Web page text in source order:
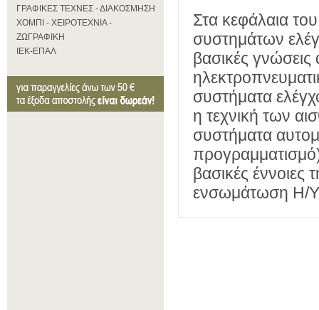
ΓΡΑΦΙΚΕΣ ΤΕΧΝΕΣ - ΔΙΑΚΟΣΜΗΣΗ
ΧΟΜΠΙ - ΧΕΙΡΟΤΕΧΝΙΑ -
ΖΩΓΡΑΦΙΚΗ
ΙΕΚ-ΕΠΑΛ
Στα κεφάλαια
συστημάτων
βασικές
συστήματα
η τεχνική των
συστήματα
βασικές
ενσωμάτωση Η/